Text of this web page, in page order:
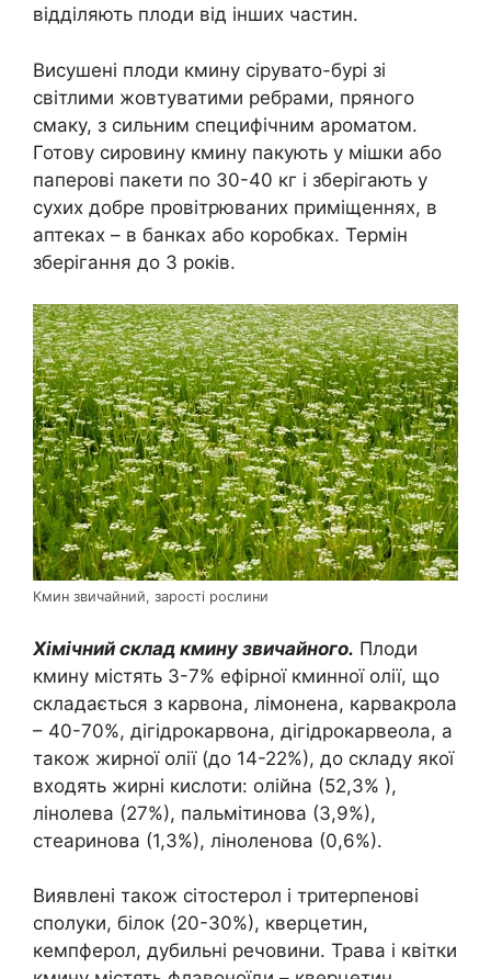
відділяють плоди від інших частин.
Висушені плоди кмину сірувато-бурі зі
світлими жовтуватими ребрами, пряного
смаку, з сильним специфічним ароматом.
Готову сировину кмину пакують у мішки або
паперові пакети по 30-40 кг і зберігають у
сухих добре провітрюваних приміщеннях, в
аптеках – в банках або коробках. Термін
зберігання до 3 років.
Кмин звичайний, зарості рослини
Хімічний склад кмину звичайного. Плоди
кмину містять 3-7% ефірної кминної олії, що
складається з карвона, лімонена, карвакрола
– 40-70%, дігідрокарвона, дігідрокарвеола, а
також жирної олії (до 14-22%), до складу якої
входять жирні кислоти: олійна (52,3% ),
лінолева (27%), пальмітинова (3,9%),
стеаринова (1,3%), ліноленова (0,6%).
Виявлені також сітостерол і тритерпенові
сполуки, білок (20-30%), кверцетин,
кемпферол, дубильні речовини. Трава і квітки